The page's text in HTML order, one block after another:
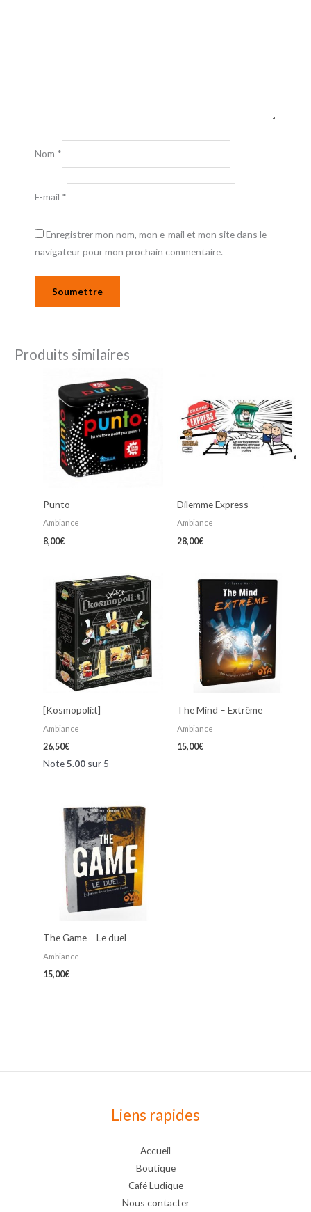
Nom *
E-mail *
Enregistrer mon nom, mon e-mail et mon site dans le
navigateur pour mon prochain commentaire.
Produits similaires
Punto
Ambiance
8,00€
Dilemme Express
Ambiance
28,00€
[Kosmopoli:t]
Ambiance
26,50€
Note5.00 sur 5
The Mind – Extrême
Ambiance
15,00€
The Game – Le duel
Ambiance
15,00€
Liens rapides
Accueil
Boutique
Café Ludique
Nous contacter